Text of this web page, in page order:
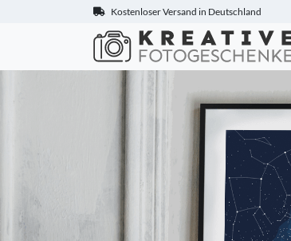
Kostenloser Versand in Deutschland